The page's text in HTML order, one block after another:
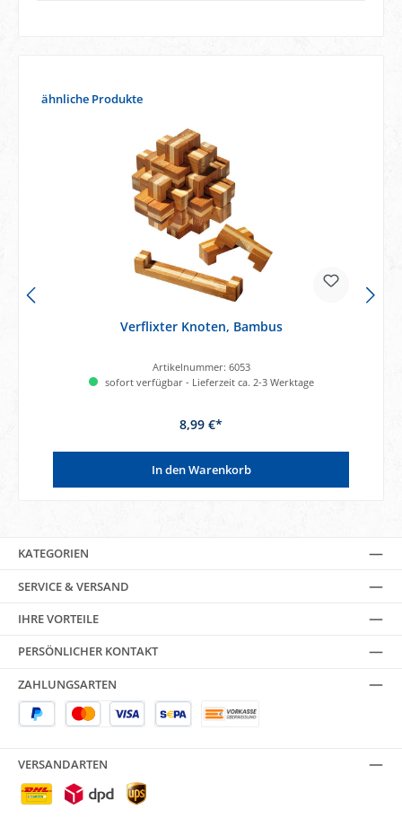
Produktgalerie überspringen
ähnliche Produkte
Verflixter Knoten, Bambus
Artikelnummer: 6053
sofort verfügbar - Lieferzeit ca. 2-3 Werktage
8,99 €*
In den Warenkorb
KATEGORIEN
SERVICE & VERSAND
IHRE VORTEILE
PERSÖNLICHER KONTAKT
ZAHLUNGSARTEN
VERSANDARTEN